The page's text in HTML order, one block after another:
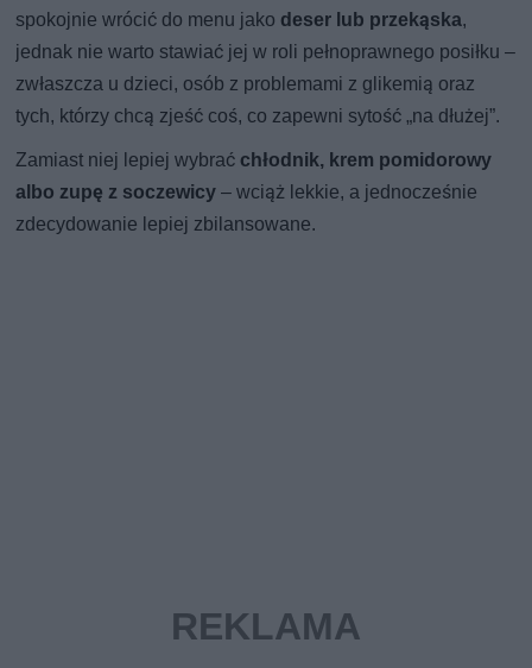
spokojnie wrócić do menu jako deser lub przekąska,
jednak nie warto stawiać jej w roli pełnoprawnego posiłku –
zwłaszcza u dzieci, osób z problemami z glikemią oraz
tych, którzy chcą zjeść coś, co zapewni sytość „na dłużej”.
Zamiast niej lepiej wybrać chłodnik, krem pomidorowy
albo zupę z soczewicy – wciąż lekkie, a jednocześnie
zdecydowanie lepiej zbilansowane.